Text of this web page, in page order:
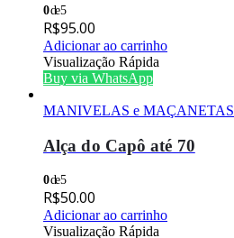
0de 5
R$95.00
Adicionar ao carrinho
Visualização Rápida
Buy via WhatsApp
MANIVELAS e MAÇANETAS
Alça do Capô até 70
0de 5
R$50.00
Adicionar ao carrinho
Visualização Rápida